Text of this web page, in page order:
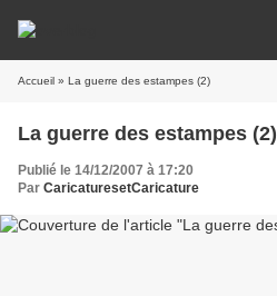
Accueil » La guerre des estampes (2)
La guerre des estampes (2)
Publié le 14/12/2007 à 17:20
Par CaricaturesetCaricature